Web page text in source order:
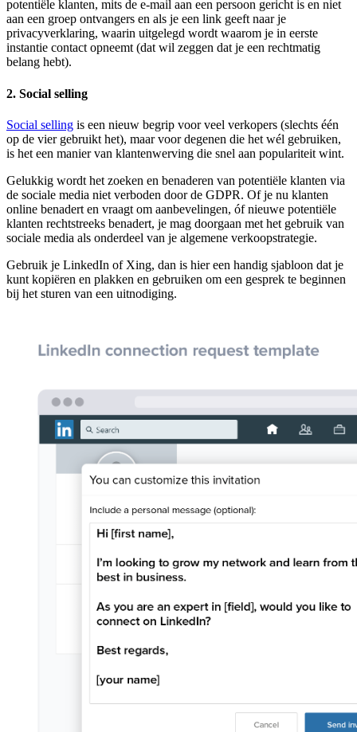
potentiële klanten, mits de e-mail aan een persoon gericht is en niet
aan een groep ontvangers en als je een link geeft naar je
privacyverklaring, waarin uitgelegd wordt waarom je in eerste
instantie contact opneemt (dat wil zeggen dat je een rechtmatig
belang hebt).
2. Social selling
Social selling is een nieuw begrip voor veel verkopers (slechts één
op de vier gebruikt het), maar voor degenen die het wél gebruiken,
is het een manier van klantenwerving die snel aan populariteit wint.
Gelukkig wordt het zoeken en benaderen van potentiële klanten via
de sociale media niet verboden door de GDPR. Of je nu klanten
online benadert en vraagt om aanbevelingen, óf nieuwe potentiële
klanten rechtstreeks benadert, je mag doorgaan met het gebruik van
sociale media als onderdeel van je algemene verkoopstrategie.
Gebruik je LinkedIn of Xing, dan is hier een handig sjabloon dat je
kunt kopiëren en plakken en gebruiken om een gesprek te beginnen
bij het sturen van een uitnodiging.